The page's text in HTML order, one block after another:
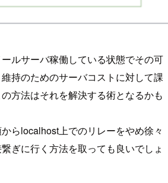
ルサーバ稼働している状態でその可
持のためのサーバコストに対して課
方法はそれを解決する術となるかも
らlocalhost上でのリレーをやめ徐々
ぎに行く方法を取っても良いでしょ